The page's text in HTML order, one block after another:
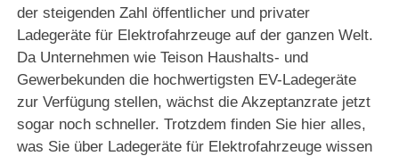
der steigenden Zahl öffentlicher und privater
Ladegeräte für Elektrofahrzeuge auf der ganzen Welt.
Da Unternehmen wie Teison Haushalts- und
Gewerbekunden die hochwertigsten EV-Ladegeräte
zur Verfügung stellen, wächst die Akzeptanzrate jetzt
sogar noch schneller. Trotzdem finden Sie hier alles,
was Sie über Ladegeräte für Elektrofahrzeuge wissen